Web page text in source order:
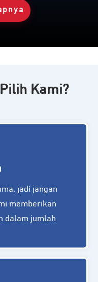
Kami?
jadi jangan
memberikan
dalam jumlah